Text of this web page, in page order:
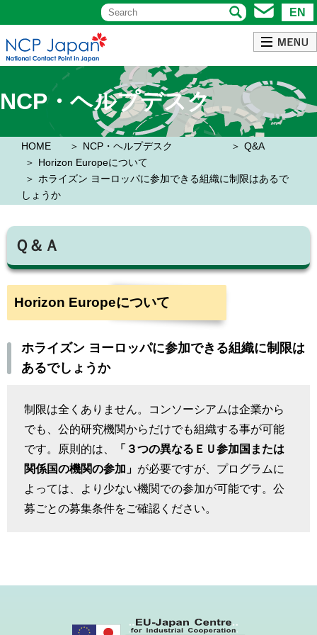
EN
NCP・ヘルプデスク
HOME NCP・ヘルプデスク
Q&A
Horizon Europeについて
ホライズン ヨーロッパに参加できる組織に制限はあるで
しょうか
Ｑ＆Ａ
Horizon Europeについて
ホライズン ヨーロッパに参加できる組織に制限は
あるでしょうか
制限は全くありません。コンソーシアムは企業から
でも、公的研究機関からだけでも組織する事が可能
です。原則的は、
「３つの異なるＥＵ参加国または
関係国の機関の参加」 が必要ですが、プログラムに
よっては、より少ない機関での参加が可能です。公
募ごとの募集条件をご確認ください。